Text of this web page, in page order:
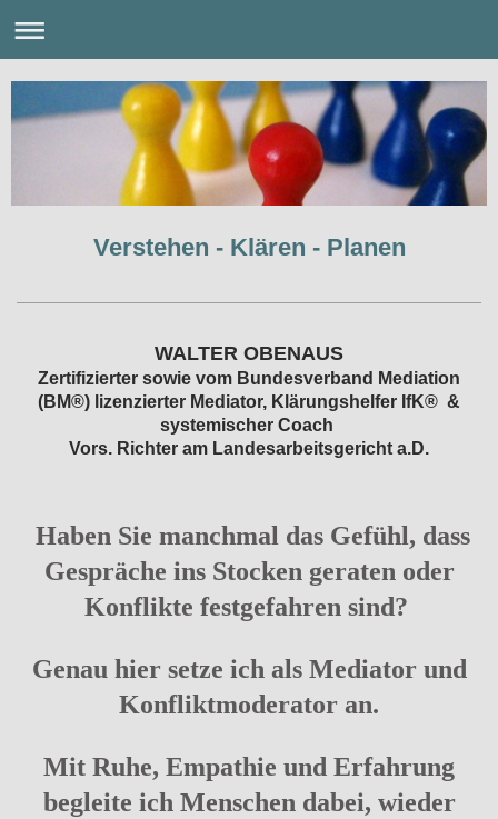
Verstehen - Klären - Planen
WALTER OBENAUS
Zertifizierter sowie vom Bundesverband Mediation
(BM®) lizenzierter Mediator, Klärungshelfer IfK® &
systemischer Coach
Vors. Richter am Landesarbeitsgericht a.D.
Haben Sie manchmal das Gefühl, dass
Gespräche ins Stocken geraten oder
Konflikte festgefahren sind?
Genau hier setze ich als Mediator und
Konfliktmoderator an.
Mit Ruhe, Empathie und Erfahrung
begleite ich Menschen dabei, wieder